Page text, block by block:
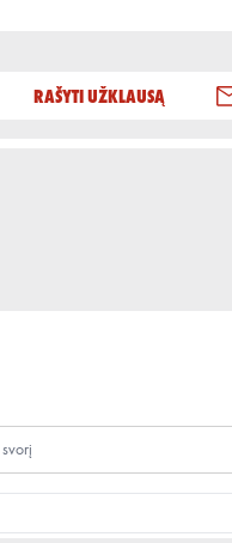
Rašyti užklausą